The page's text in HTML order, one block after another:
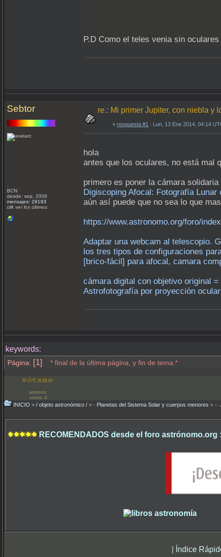
P.D Como el teles venia sin
Sebtor
BCN
desde: sep, 2006
mensajes: 28193
clik ver los últimos
re.: Mi primer Jupiter, con niebla y
« respuesta #1 : Lun, 13 Ene 2014, 04:14
hola
antes que los oculares, no está mal
primero es poner la cámara
Digiscoping Afocal: Fotografía
aún así puede que no sea lo que
https://www.astronomo.org/foro/
Adaptar una webcam al telescopio.
los tres tipos de configuraciones
[brico-fácil] para afocal, camara
cámara digital con objetivo original
Astrofotografía por proyección
keywords:
Página: [1] * final de la última página, y fin de tema.*
astrons:
votos: 0
INICIO > / objeto astronómico / > · Planetas del Sistema Solar y cuerpos menores >
RECOMENDADOS desde el foro astrónomo.org
| Índice